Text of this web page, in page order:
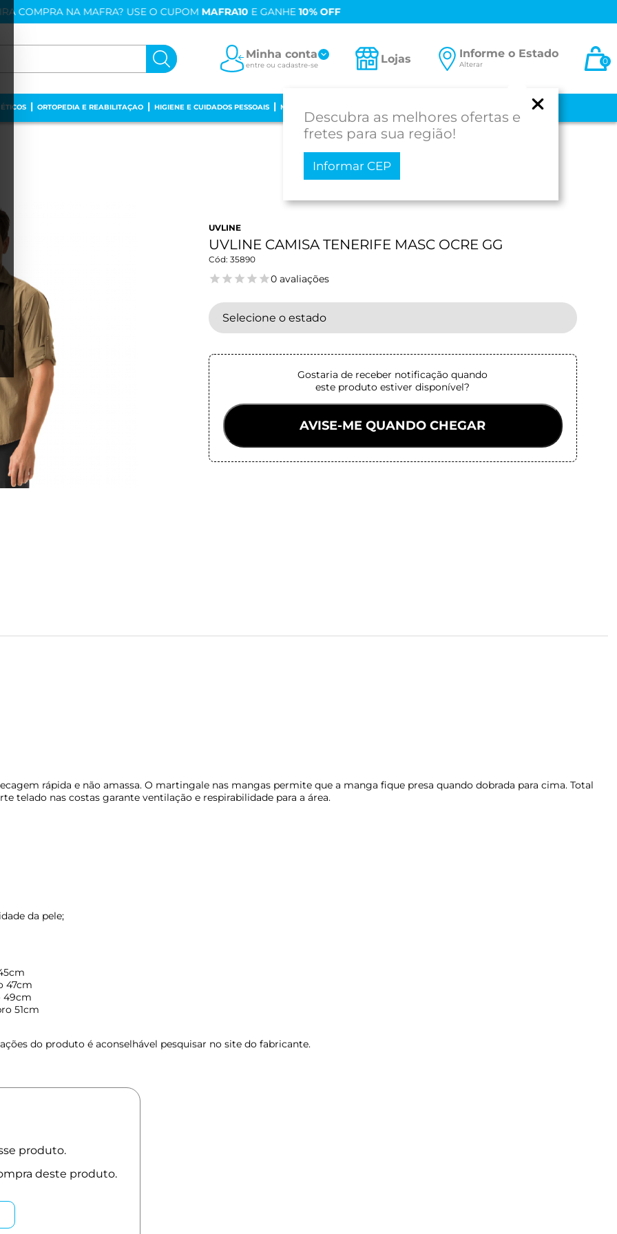
COMPRA NA MAFRA? USE O CUPOM MAFRA10 E GANHE10% OFF
Minha conta
entre ou cadastre-se Lojas Informe o Estado
Alterar
Descubra as melhores ofertas e
fretes para sua região!
Informar CEP
0
ORTOPEDIA E REABILITAÇAO HIGIENE E CUIDADOS PESSOAIS MAMÃE E BEBÊ PROD. PARA SAÚDE
UVLINE
UVLINE CAMISA TENERIFE MASC OCRE GG
35890
0 avaliações
Selecione o estado
Gostaria de receber notificação quando
este produto estiver disponível?
AVISE-ME QUANDO CHEGAR
rápida e não amassa. O martingale nas mangas permite que a manga fique presa quando dobrada para cima. Total
telado nas costas garante ventilação e respirabilidade para a área.
da pele;
47cm
49cm
51cm
do produto é aconselhável pesquisar no site do fabricante.